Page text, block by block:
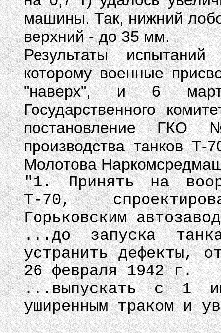
машины. Так, нижний
верхний - до 35 мм.
Результаты
которому военные
"наверх", и 6
Государственного
постановление
производства танков Т-
Молотова
"1. Принять на
Т-70,
Горьковским
...до запуска
устранить дефекты,
26 февраля 1942 г.
...выпускать с 1
уширенным траком и